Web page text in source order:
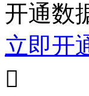
开通数
立即开
